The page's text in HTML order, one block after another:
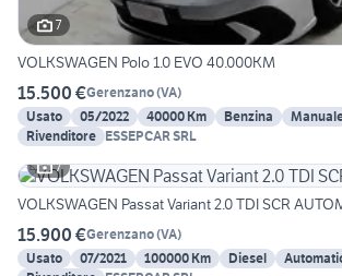
7
VOLKSWAGEN Polo 1.0 EVO 40.000KM
15.500 €Gerenzano(VA)
Usato
05/2022 40000 Km Benzina
Rivenditore ESSEPCAR SRL
7
VOLKSWAGEN Passat Variant 2.0 TDI SCR
15.900 €Gerenzano(VA)
Usato
07/2021 100000 Km Diesel